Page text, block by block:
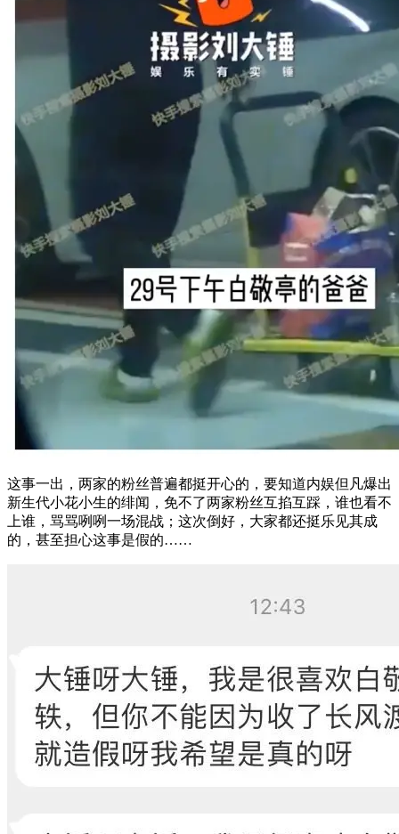
这事一出，两家的粉丝普遍都挺开心的，要知道内娱但凡爆出
新生代小花小生的绯闻，免不了两家粉丝互掐互踩，谁也看不
上谁，骂骂咧咧一场混战；这次倒好，大家都还挺乐见其成
的，甚至担心这事是假的……